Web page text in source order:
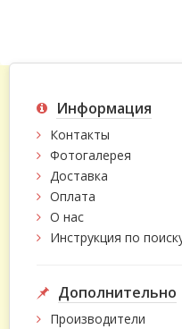
Информация
Контакты
Фотогалерея
Доставка
Оплата
О нас
Инструкция по
Дополнительно
Производители